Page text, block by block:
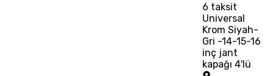
6 taksit
Universal
Krom Siyah-
Gri -14-15-16
inç jant
kapağı 4'lü